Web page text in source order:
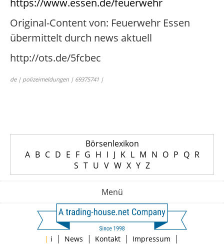
https://www.essen.de/feuerwehr
Original-Content von: Feuerwehr Essen
übermittelt durch news aktuell
http://ots.de/5fcbec
de | polizeimeldungen | 69375741 |
Börsenlexikon
A B C D E F G H I J K L M N O P Q R
S T U V W X Y Z
Menü
| i | News | Kontakt | Impressum |